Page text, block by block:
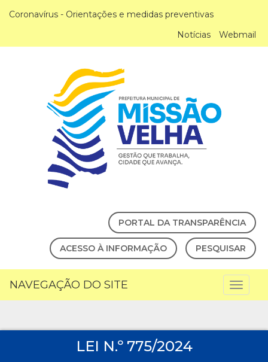
Coronavírus - Orientações e medidas preventivas
Notícias
Webmail
PORTAL DA TRANSPARÊNCIA
ACESSO À INFORMAÇÃO PESQUISAR
NAVEGAÇÃO DO SITE
LEI N.º 775/2024